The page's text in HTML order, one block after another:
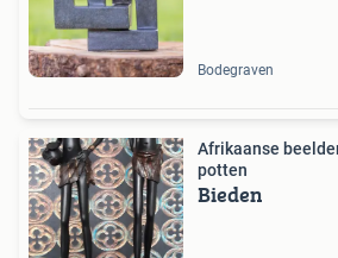
Bodegraven
Afrikaanse
potten
Bieden